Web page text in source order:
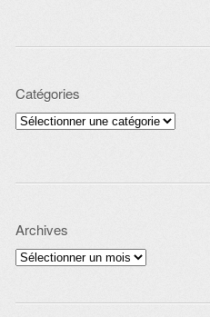
Catégories
Catégories
Archives
Archives